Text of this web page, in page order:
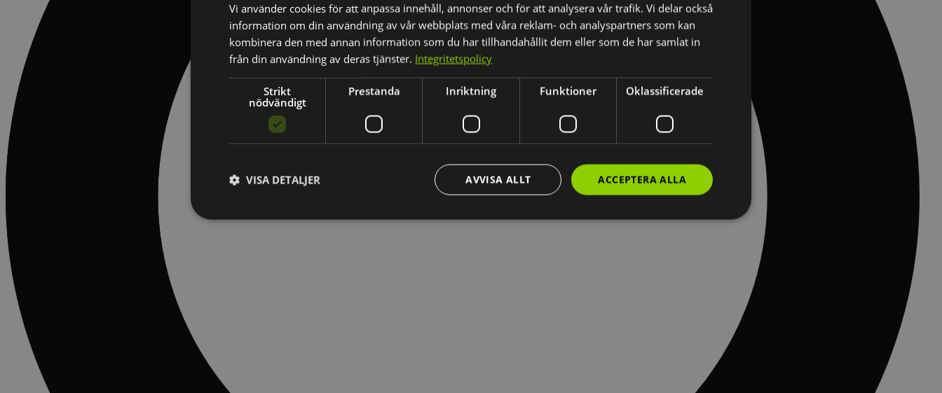
Vi använder cookies för att anpassa innehåll, annonser och för att analysera vår trafik. Vi delar också
information om din användning av vår webbplats med våra reklam- och analyspartners som kan
kombinera den med annan information som du har tillhandahållit dem eller som de har samlat in
från din användning av deras tjänster. Integritetspolicy
Strikt
nödvändigt
Prestanda Inriktning Funktioner Oklassificerade
ACCEPTERA ALLA
AVVISA ALLT
VISA DETALJER